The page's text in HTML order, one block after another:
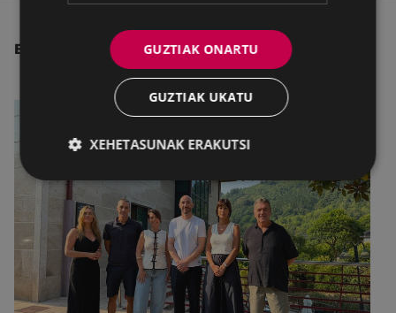
BESTE ALBISTE BATZUK
GUZTIAK ONARTU
GUZTIAK UKATU
XEHETASUNAK ERAKUTSI